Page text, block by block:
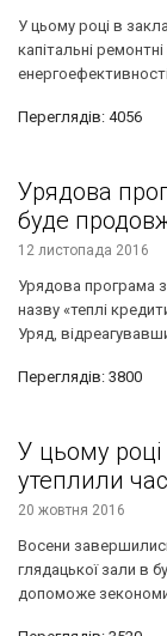
У цьому році в
капітальні
Переглядів: 4056
Урядова
буде
12 листопада 2016
Урядова програма
назву «теплі
Уряд, відреагувавши
Переглядів: 3800
У цьому
утеплили
20 жовтня 2016
Восени
глядацької зали в
допоможе